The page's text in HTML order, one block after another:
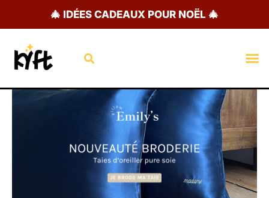
🎄 IDÉES CADEAUX POUR NOËL 🎄
Rechercher